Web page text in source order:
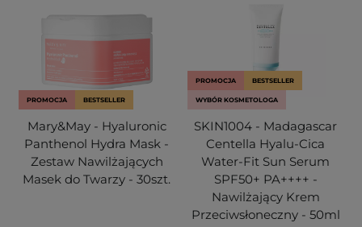
PROMOCJA BESTSELLER
Mary&May - Hyaluronic
Panthenol Hydra Mask -
Zestaw Nawilżających
Masek do Twarzy - 30szt.
PROMOCJA BESTSELLER
WYBÓR KOSMETOLOGA
SKIN1004 - Madagascar
Centella Hyalu-Cica
Water-Fit Sun Serum
SPF50+ PA++++ -
Nawilżający Krem
Przeciwsłoneczny - 50ml